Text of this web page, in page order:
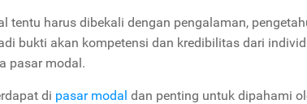
tentu harus dibekali dengan pengalaman,
bukti akan kompetensi dan kredibilitas dari
pasar modal.
di pasar modal dan penting untuk dipahami